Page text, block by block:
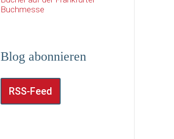
Buchmesse
Blog abonnieren
RSS-Feed